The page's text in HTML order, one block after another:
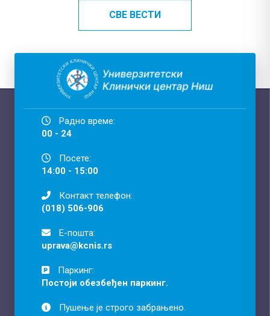
СВЕ ВЕСТИ
Радно време:
00 - 24
Посете:
14:00 - 15:00
Контакт телефон:
(018) 506-906
Е-пошта:
uprava@kcnis.rs
Паркинг:
Постоји обезбеђен паркинг.
Пушење је строго забрањено.